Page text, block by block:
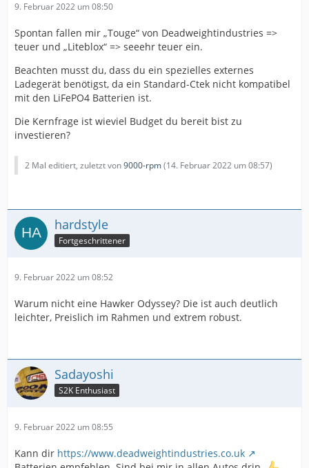
9. Februar 2022 um 08:50
Spontan fallen mir „Touge“ von Deadweightindustries =>
teuer und „Liteblox“ => seeehr teuer ein.
Beachten musst du, dass du ein spezielles externes
Ladegerät benötigst, da ein Standard-Ctek nicht kompatibel
mit den LiFePO4 Batterien ist.
Die Kernfrage ist wieviel Budget du bereit bist zu
investieren?
2 Mal editiert, zuletzt von9000-rpm(14. Februar 2022 um 08:57)
hardstyle
Fortgeschrittener
9. Februar 2022 um 08:52
Warum nicht eine Hawker Odyssey? Die ist auch deutlich
leichter, Preislich im Rahmen und extrem robust.
Sadayoshi
S2K Enthusiast
9. Februar 2022 um 08:55
Kann dir https://www.deadweightindustries.co.uk